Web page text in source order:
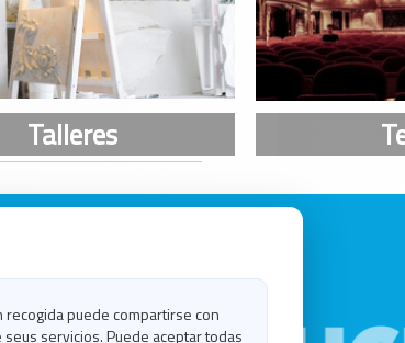
puede compartirse con
servicios. Puede aceptar todas